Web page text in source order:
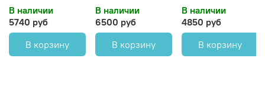
В наличии
5740 руб
В корзину
В наличии
6500 руб
В корзину
В наличии
4850 руб
В корзину